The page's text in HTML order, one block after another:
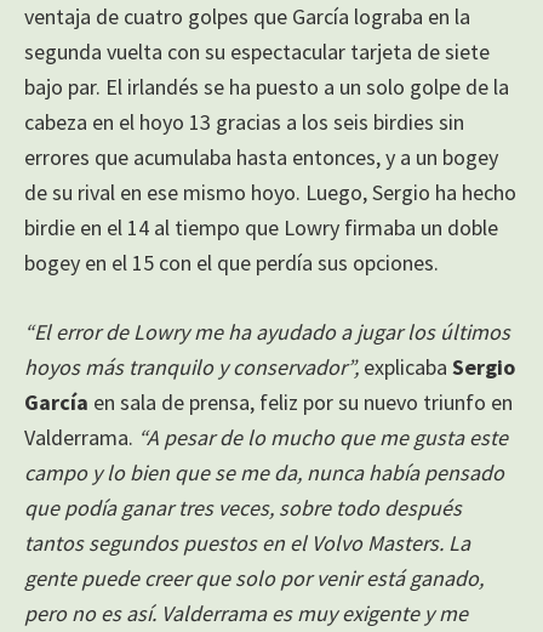
ventaja de cuatro golpes que García lograba en la
segunda vuelta con su espectacular tarjeta de siete
bajo par. El irlandés se ha puesto a un solo golpe de la
cabeza en el hoyo 13 gracias a los seis birdies sin
errores que acumulaba hasta entonces, y a un bogey
de su rival en ese mismo hoyo. Luego, Sergio ha hecho
birdie en el 14 al tiempo que Lowry firmaba un doble
bogey en el 15 con el que perdía sus opciones.
“El error de Lowry me ha ayudado a jugar los últimos
hoyos más tranquilo y conservador”, explicaba Sergio
García en sala de prensa, feliz por su nuevo triunfo en
Valderrama. “A pesar de lo mucho que me gusta este
campo y lo bien que se me da, nunca había pensado
que podía ganar tres veces, sobre todo después
tantos segundos puestos en el Volvo Masters. La
gente puede creer que solo por venir está ganado,
pero no es así. Valderrama es muy exigente y me